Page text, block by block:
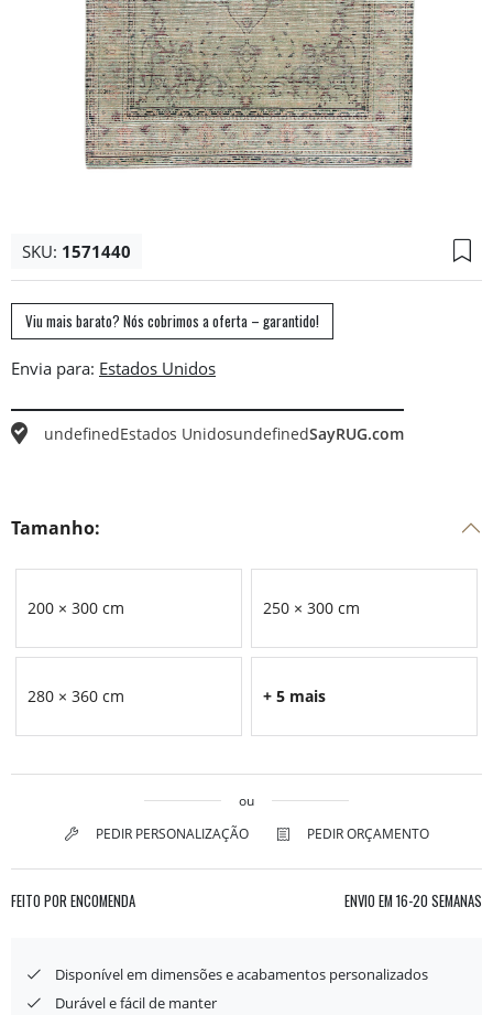
SKU: 1571440
Viu mais barato? Nós cobrimos a oferta – garantido!
Envia para:
undefinedEstados UnidosundefinedSayRUG.com
Tamanho:
200 × 300 cm 250 × 300 cm
280 × 360 cm + 5 mais
ou
PEDIR PERSONALIZAÇÃO
PEDIR ORÇAMENTO
FEITO POR ENCOMENDA ENVIO EM 16-20 SEMANAS
Disponível em dimensões e acabamentos personalizados
Durável e fácil de manter